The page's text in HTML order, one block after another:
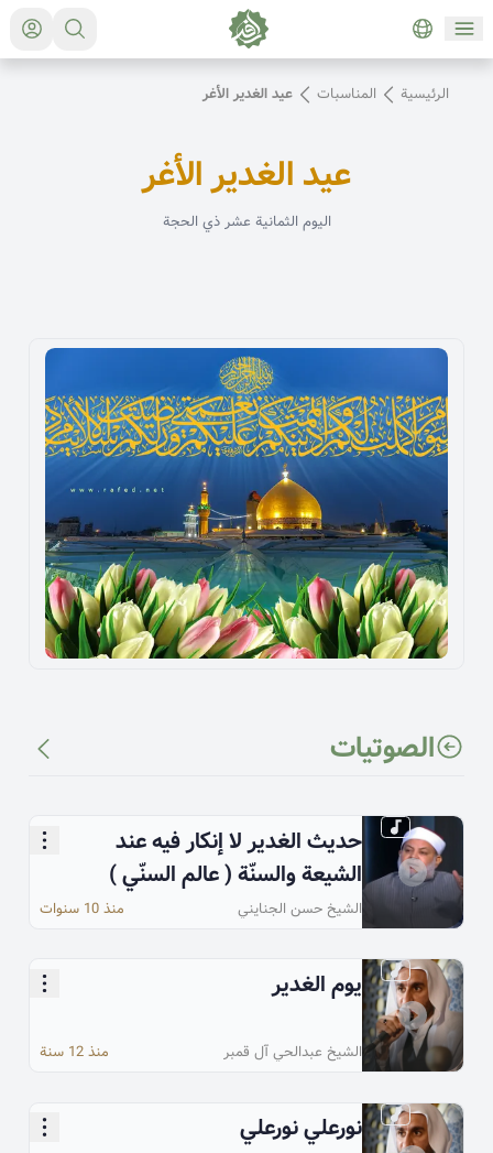
الرئيسية المناسبات عيد الغدير الأغر
عيد الغدير الأغر
اليوم الثمانية عشر ذي الحجة
الصوتیات
حديث الغدير لا إنكار فيه عند
الشيعة والسنّة ( عالم السنّي )
الشيخ حسن الجنايني منذ 10 سنوات
يوم الغدير
الشيخ عبدالحي آل قمبر منذ 12 سنة
نورعلي نورعلي